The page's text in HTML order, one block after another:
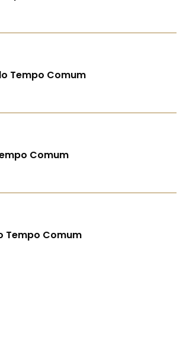
Tempo Comum
Comum
Tempo Comum